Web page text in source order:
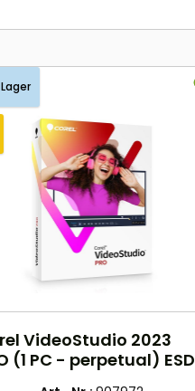
VideoStudio 2023
(1 PC - perpetual) ESD